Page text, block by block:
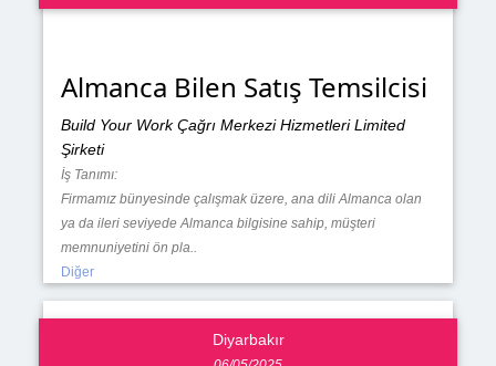
Almanca Bilen Satış Temsilcisi
Build Your Work Çağrı Merkezi Hizmetleri Limited
Şirketi
İş Tanımı:
Firmamız bünyesinde çalışmak üzere, ana dili Almanca olan
ya da ileri seviyede Almanca bilgisine sahip, müşteri
memnuniyetini ön pla..
Diğer
Diyarbakır